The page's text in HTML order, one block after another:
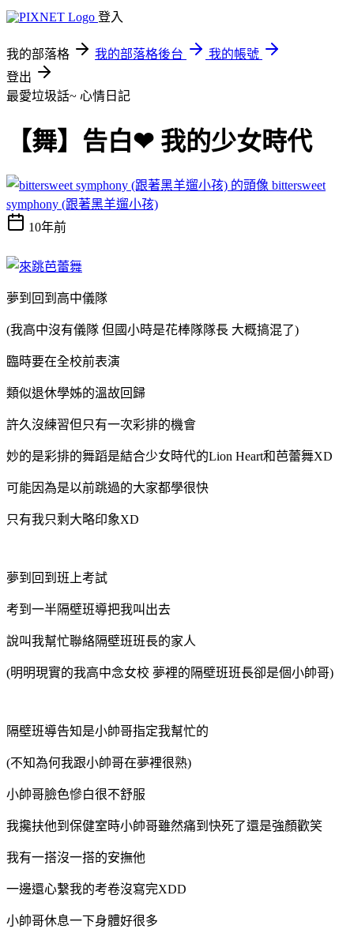
登入
我的部落格 我的部落格後台
我的帳號
登出
最愛垃圾話~ 心情日記
【舞】告白❤ 我的少女時代
bittersweet
symphony (跟著黑羊遛小孩)
10年前
夢到回到高中儀隊
(我高中沒有儀隊 但國小時是花棒隊隊長 大概搞混了)
臨時要在全校前表演
類似退休學姊的溫故回歸
許久沒練習但只有一次彩排的機會
妙的是彩排的舞蹈是結合少女時代的Lion Heart和芭蕾舞XD
可能因為是以前跳過的大家都學很快
只有我只剩大略印象XD
夢到回到班上考試
考到一半隔壁班導把我叫出去
說叫我幫忙聯絡隔壁班班長的家人
(明明現實的我高中念女校 夢裡的隔壁班班長卻是個小帥哥)
隔壁班導告知是小帥哥指定我幫忙的
(不知為何我跟小帥哥在夢裡很熟)
小帥哥臉色慘白很不舒服
我攙扶他到保健室時小帥哥雖然痛到快死了還是強顏歡笑
我有一搭沒一搭的安撫他
一邊還心繫我的考卷沒寫完XDD
小帥哥休息一下身體好很多